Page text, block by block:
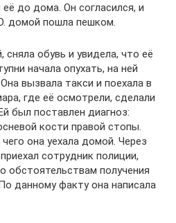
до дома. Он согласился, и
домой пошла пешком.
обувь и увидела, что её
начала опухать, на ней
вызвала такси и поехала в
где её осмотрели, сделали
был поставлен диагноз:
кости правой стопы.
она уехала домой. Через
сотрудник полиции,
обстоятельствам получения
данному факту она написала